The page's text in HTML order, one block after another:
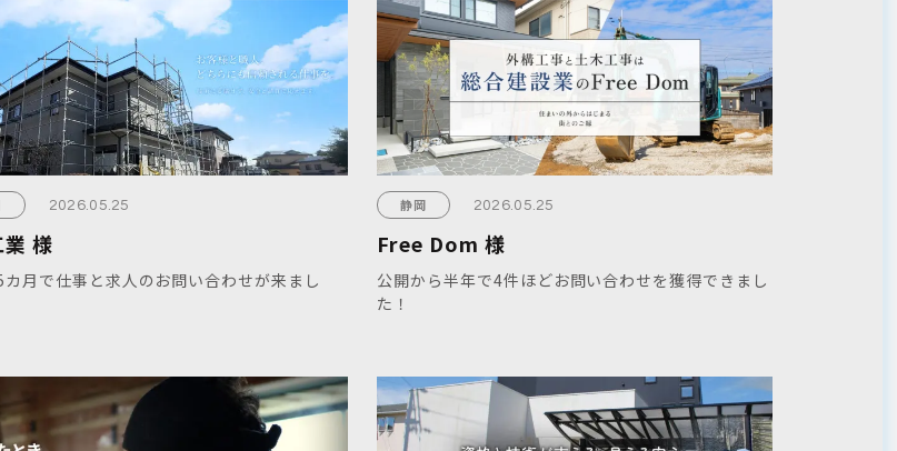
2026.05.25
様
月で仕事と求人のお問い合わせが来まし
静岡 2026.05.25
Free Dom 様
公開から半年で4件ほどお問い合わせを獲得できまし
た！